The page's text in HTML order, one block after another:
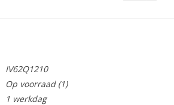
IV62Q1210
Op voorraad(1)
1 werkdag